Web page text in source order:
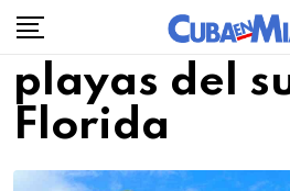
Skip
content
playas del
Florida